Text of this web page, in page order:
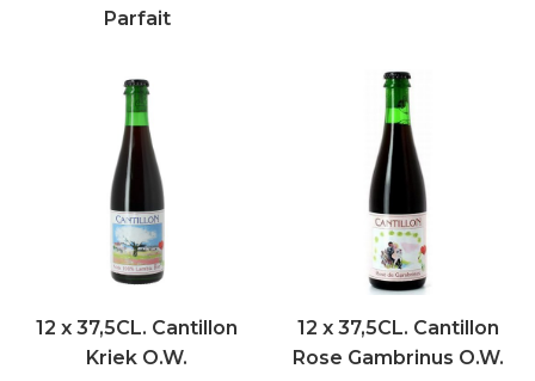
Parfait
12 x 37,5CL. Cantillon
Kriek O.W.
12 x 37,5CL. Cantillon
Rose Gambrinus O.W.